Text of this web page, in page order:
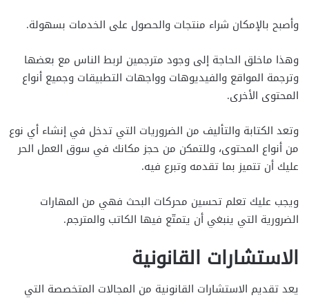
وأصبح بالإمكان شراء منتجات والحصول على الخدمات بسهولة.
وهذا ماخلق الحاجة إلى وجود مترجمين لربط الناس مع بعضها
وترجمة المواقع والفيديوهات وواجهات التطبيقات وجميع أنواع
المحتوى الأخرى.
وتعد الكتابة والتأليف من الضروريات التي تدخل في إنشاء أي نوع
من أنواع المحتوى، وللتمكن من حجز مكانك في سوق العمل الحر
عليك أن تتميز بما تقدمه وتبرع فيه.
ويجب عليك تعلم تحسين محركات البحث فهي من المهارات
الضرورية التي ينبغي أن يتمتّع فيها الكاتب والمترجم.
الاستشارات القانونية
يعد تقديم الاستشارات القانونية من المجالات المتخصصة التي